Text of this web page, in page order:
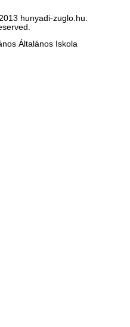
hunyadi-zuglo.hu.
Általános Iskola